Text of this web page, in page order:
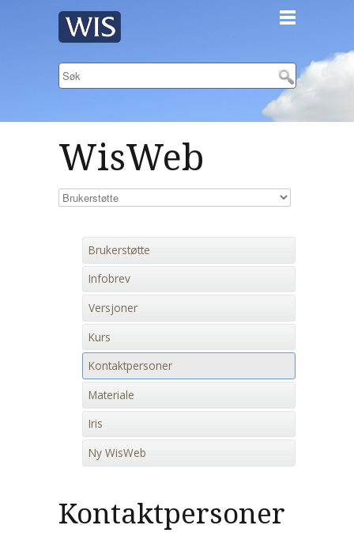
WisWeb
Brukerstøtte
Infobrev
Versjoner
Kurs
Kontaktpersoner
Materiale
Iris
Ny WisWeb
Kontaktpersoner